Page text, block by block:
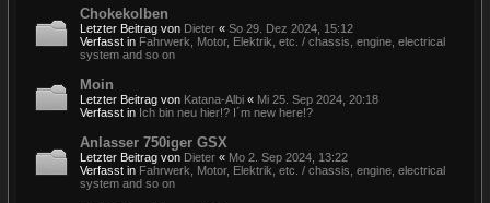
Chokekolben
Letzter Beitrag von Dieter « So 29. Dez 2024, 15:12
Verfasst in Fahrwerk, Motor, Elektrik, etc. / chassis, engine, electrical
system and so on
Moin
Letzter Beitrag von Katana-Albi « Mi 25. Sep 2024, 20:18
Verfasst in Ich bin neu hier!? I´m new here!?
Anlasser 750iger GSX
Letzter Beitrag von Dieter « Mo 2. Sep 2024, 13:22
Verfasst in Fahrwerk, Motor, Elektrik, etc. / chassis, engine, electrical
system and so on